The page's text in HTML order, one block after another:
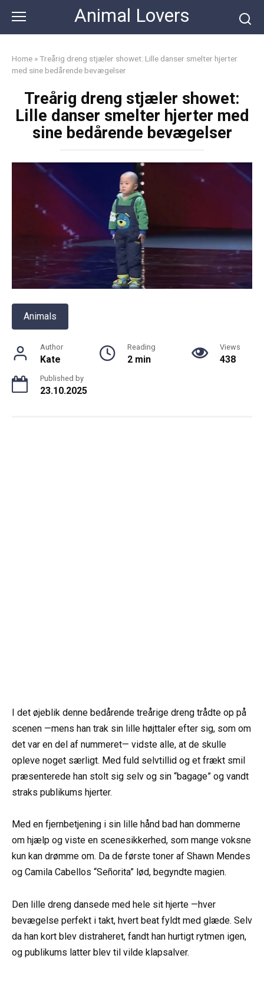
content
Animal Lovers
Home »Treårig dreng stjæler showet: Lille danser smelter hjerter
med sine bedårende bevægelser
Treårig dreng stjæler showet:
Lille danser smelter hjerter med
sine bedårende bevægelser
Animals
Author
Kate
Reading
2 min
Views
438
Published by
23.10.2025
I det øjeblik denne bedårende treårige dreng trådte op på
scenen —mens han trak sin lille højttaler efter sig, som om
det var en del af nummeret— vidste alle, at de skulle
opleve noget særligt. Med fuld selvtillid og et frækt smil
præsenterede han stolt sig selv og sin “bagage” og vandt
straks publikums hjerter.
Med en fjernbetjening i sin lille hånd bad han dommerne
om hjælp og viste en scenesikkerhed, som mange voksne
kun kan drømme om. Da de første toner af Shawn Mendes
og Camila Cabellos “Señorita” lød, begyndte magien.
Den lille dreng dansede med hele sit hjerte —hver
bevægelse perfekt i takt, hvert beat fyldt med glæde. Selv
da han kort blev distraheret, fandt han hurtigt rytmen igen,
og publikums latter blev til vilde klapsalver.